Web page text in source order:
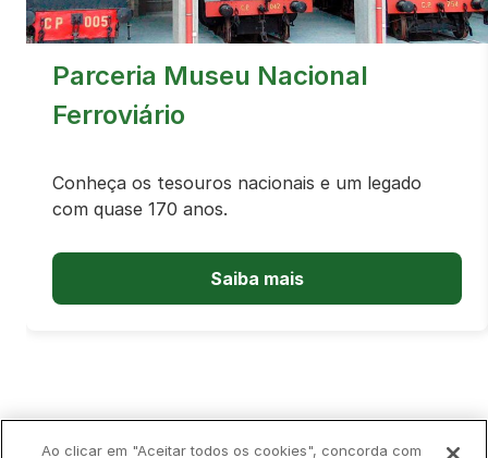
Parceria Museu Nacional
Ferroviário
Conheça os tesouros nacionais e um legado
com quase 170 anos.
Saiba mais
Política de Privacidade Livro de Reclamações
Ao clicar em "Aceitar todos os cookies", concorda com